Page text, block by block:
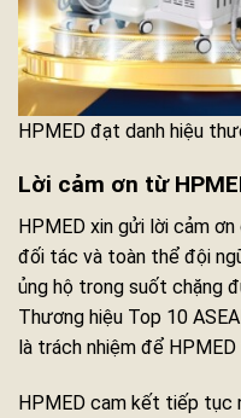
HPMED đạt danh hiệu
Lời cảm ơn từ
HPMED xin gửi lời cảm
đối tác và toàn thể đội
ủng hộ trong suốt chặng
Thương hiệu Top 10
là trách nhiệm để
HPMED cam kết tiếp tục